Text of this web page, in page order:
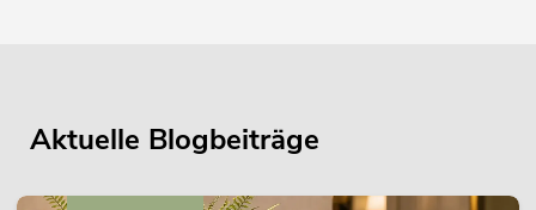
Aktuelle Blogbeiträge